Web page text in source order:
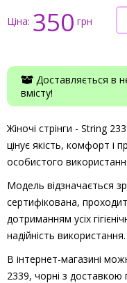
Ціна: 350 грн
Доставляється в
вмісту!
Жіночі стрінги - String
цінує якість, комфорт і
особистого
Модель відзначається
сертифікована,
дотриманням усіх
надійність використання.
В інтернет-магазині
2339, чорні з доставкою